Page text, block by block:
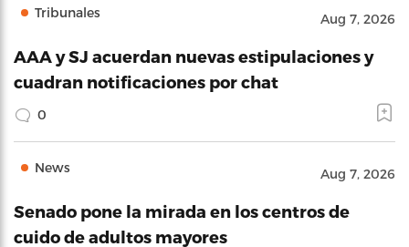
Tribunales Aug 7, 2026
AAA y SJ acuerdan nuevas estipulaciones y
cuadran notificaciones por chat
0
News Aug 7, 2026
Senado pone la mirada en los centros de
cuido de adultos mayores